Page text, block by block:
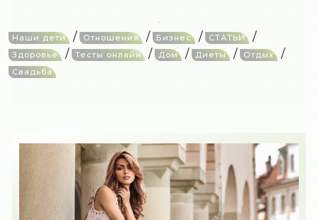
Наши дети / Отношения / Бизнес / СТАТЬИ /
Здоровье / Тесты онлайн / Дом / Диеты / Отдых /
Свадьба